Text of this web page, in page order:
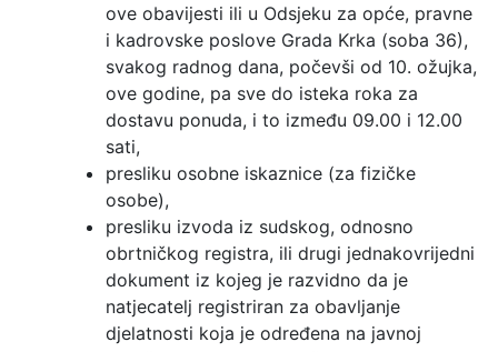
ove obavijesti ili u Odsjeku za opće, pravne
i kadrovske poslove Grada Krka (soba 36),
svakog radnog dana, počevši od 10. ožujka,
ove godine, pa sve do isteka roka za
dostavu ponuda, i to između 09.00 i 12.00
sati,
presliku osobne iskaznice (za fizičke
osobe),
presliku izvoda iz sudskog, odnosno
obrtničkog registra, ili drugi jednakovrijedni
dokument iz kojeg je razvidno da je
natjecatelj registriran za obavljanje
djelatnosti koja je određena na javnoj